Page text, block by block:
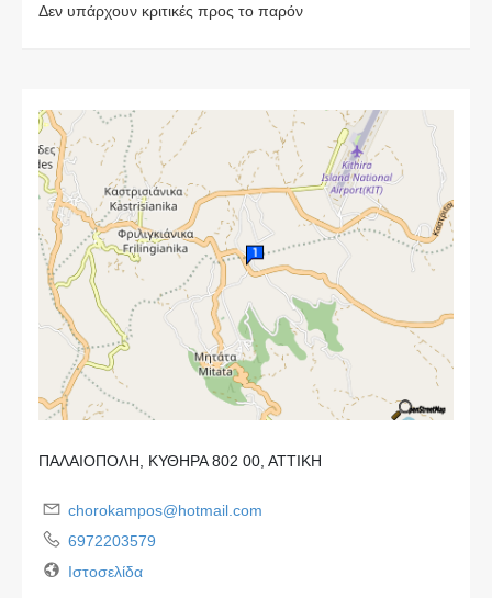
Δεν υπάρχουν κριτικές προς το παρόν
ΠΑΛΑΙΟΠΟΛΗ, ΚΥΘΗΡΑ 802 00, ΑΤΤΙΚΗ
chorokampos@hotmail.com
6972203579
Ιστοσελίδα